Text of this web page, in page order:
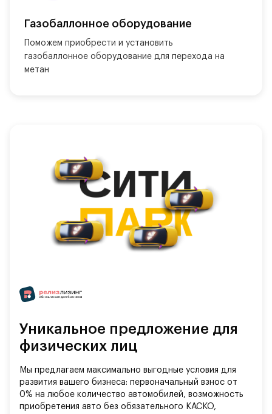
Газобаллонное оборудование
Поможем приобрести и установить
газобаллонное оборудование для перехода на
метан
Уникальное предложение для
физических лиц
Мы предлагаем максимально выгодные условия для
развития вашего бизнеса: первоначальный взнос от
0% на любое количество автомобилей, возможность
приобретения авто без обязательного КАСКО,